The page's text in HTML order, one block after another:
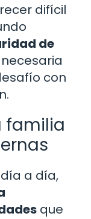
difícil
de
con
familia
a día,
que